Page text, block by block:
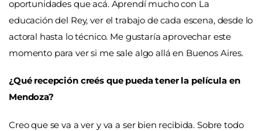
oportunidades que acá. Aprendí mucho con La
educación del Rey, ver el trabajo de cada escena, desde lo
actoral hasta lo técnico. Me gustaría aprovechar este
momento para ver si me sale algo allá en Buenos Aires.
¿Qué recepción creés que pueda tener la película en
Mendoza?
Creo que se va a ver y va a ser bien recibida. Sobre todo